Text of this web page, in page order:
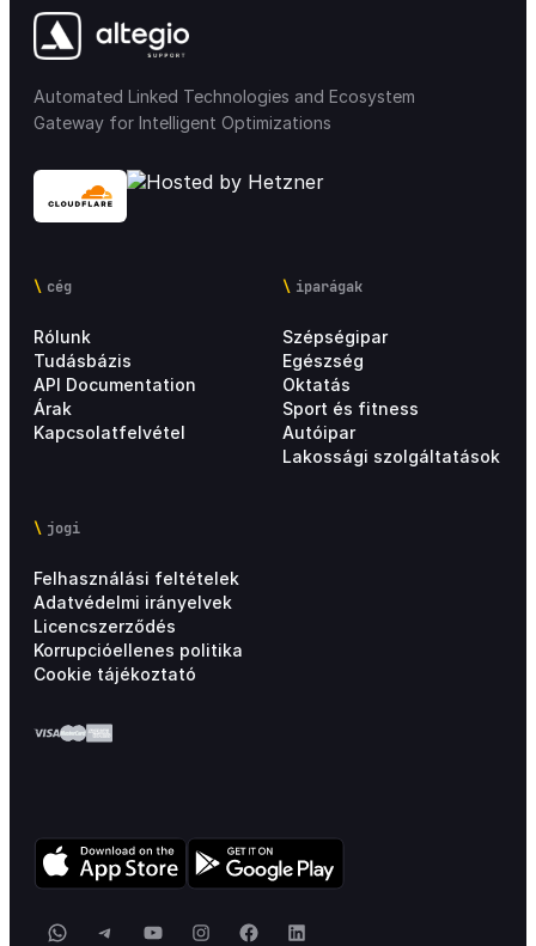
Automated Linked Technologies and Ecosystem
Gateway for Intelligent Optimizations
cég
Rólunk
Tudásbázis
API Documentation
Árak
Kapcsolatfelvétel
iparágak
Szépségipar
Egészség
Oktatás
Sport és fitness
Autóipar
Lakossági szolgáltatások
jogi
Felhasználási feltételek
Adatvédelmi irányelvek
Licencszerződés
Korrupcióellenes politika
Cookie tájékoztató
WhatsApp
TelegramYouTubeInstagram
FacebookLinkedIn